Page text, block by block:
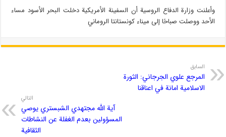
وأعلنت وزارة الدفاع الروسية أن السفينة الأمريكية دخلت البحر الأسود مساء
الأحد ووصلت صباحًا إلى ميناء كونستانتا الروماني
السابق
المرجع علوي الجرجاني: الثورة
الاسلامية امانة في اعناقنا
التالي
آية الله مجتهدي الشبستري يوصي
المسؤولين بعدم الغفلة عن النشاطات
الثقافية